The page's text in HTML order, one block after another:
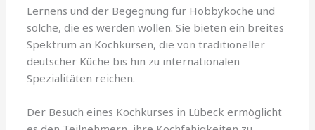
Lernens und der Begegnung für Hobbyköche und
solche, die es werden wollen. Sie bieten ein breites
Spektrum an Kochkursen, die von traditioneller
deutscher Küche bis hin zu internationalen
Spezialitäten reichen.
Der Besuch eines Kochkurses in Lübeck ermöglicht